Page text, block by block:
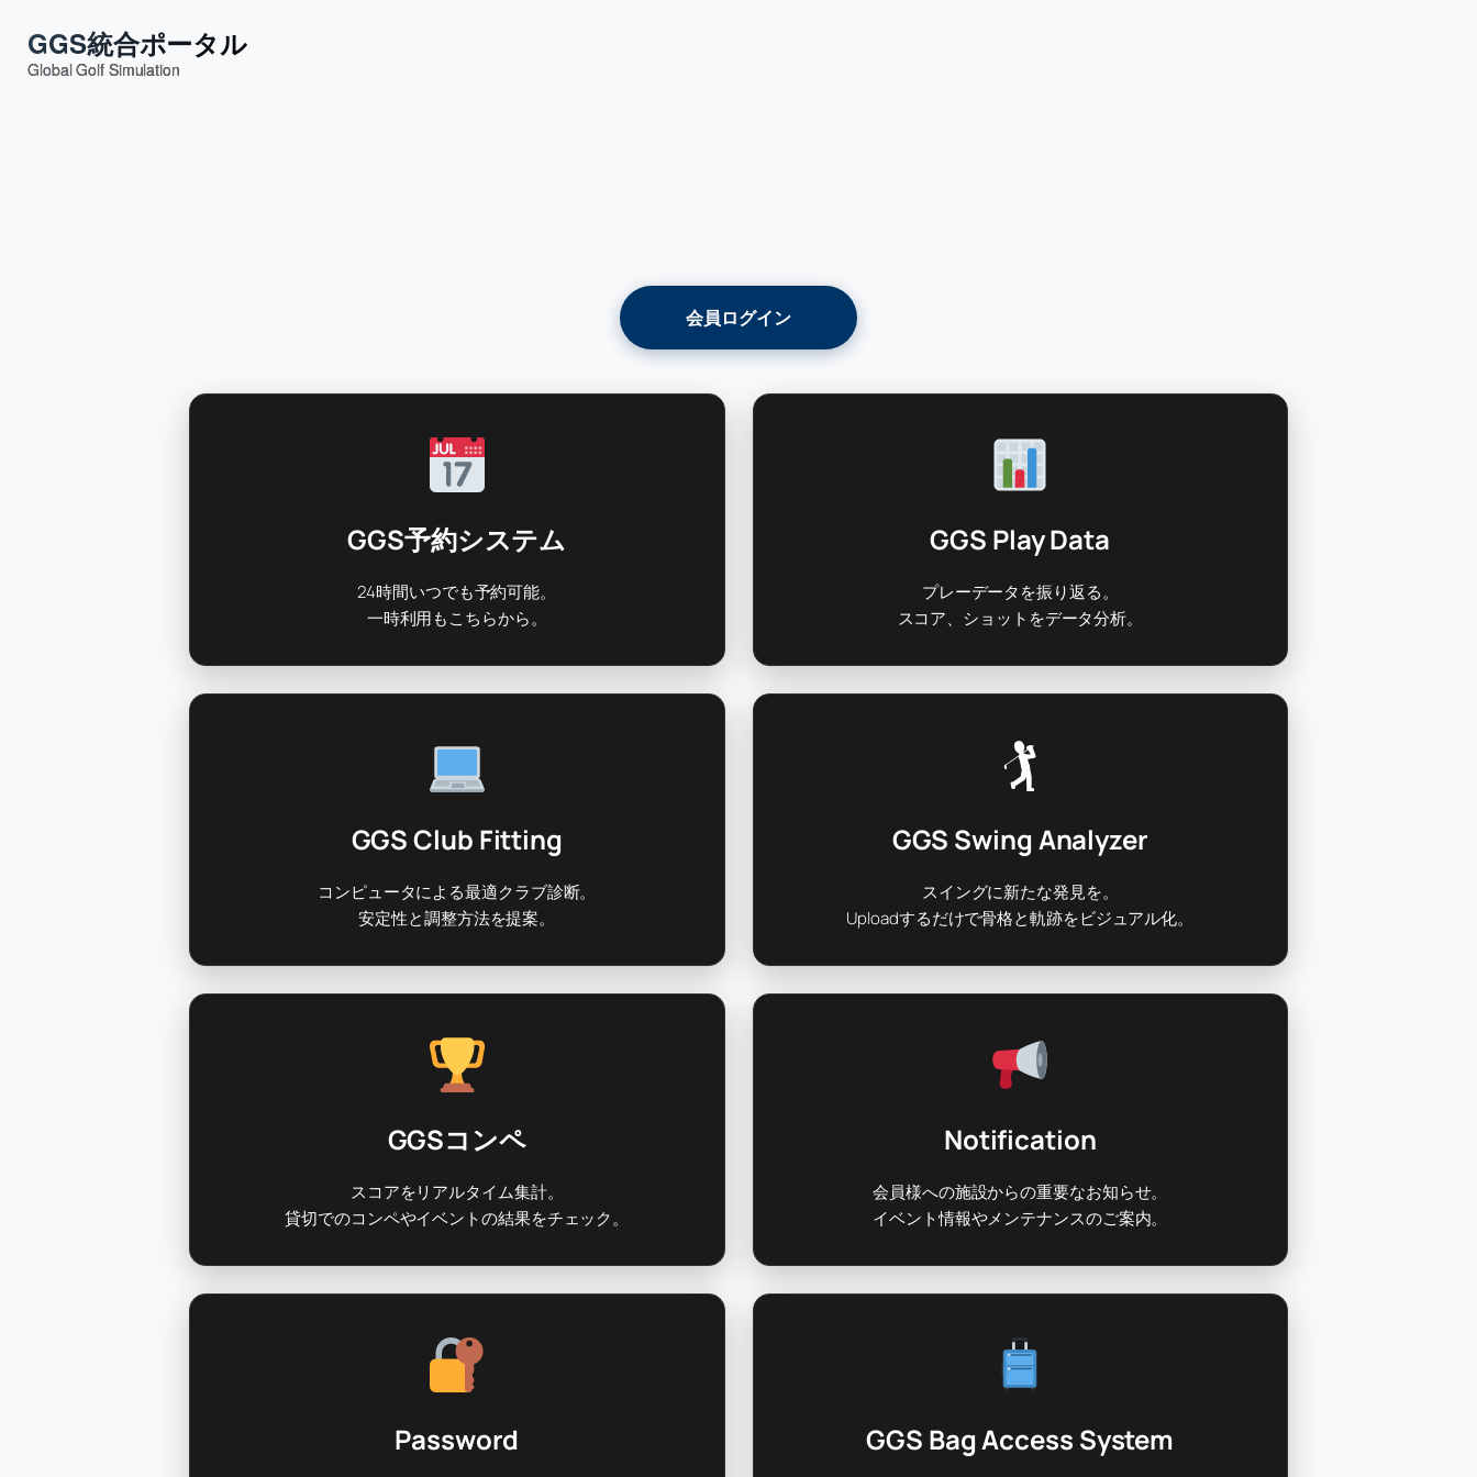
GGS統合ポータル
Global Golf Simulation
会員ログイン
GGS予約システム
24時間いつでも予約可能。
一時利用もこちらから。
GGS Play Data
プレーデータを振り返る。
スコア、ショットをデータ分析。
GGS Club Fitting
コンピュータによる最適クラブ診断。
安定性と調整方法を提案。
🏌️
GGS Swing Analyzer
スイングに新たな発見を。
Uploadするだけで骨格と軌跡をビジュアル化。
GGSコンペ
スコアをリアルタイム集計。
貸切でのコンペやイベントの結果をチェック。
Notification
会員様への施設からの重要なお知らせ。
イベント情報やメンテナンスのご案内。
Password GGS Bag Access System